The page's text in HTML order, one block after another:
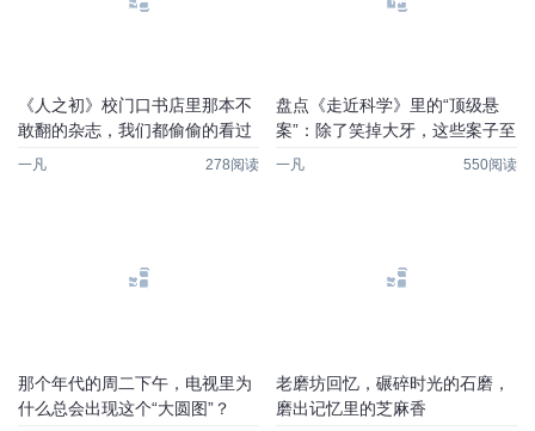
《人之初》校门口书店里那本不
敢翻的杂志，我们都偷偷的看过
一凡 278阅读
盘点《走近科学》里的“顶级悬
案”：除了笑掉大牙，这些案子至
今让人细思极恐
一凡 550阅读
那个年代的周二下午，电视里为
什么总会出现这个“大圆图”？
老磨坊回忆，碾碎时光的石磨，
磨出记忆里的芝麻香